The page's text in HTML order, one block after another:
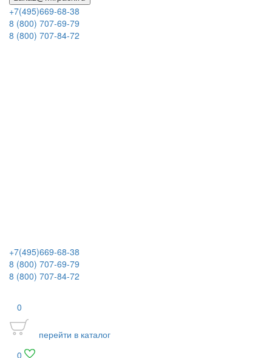
+7(495)669-68-38
8 (800) 707-69-79
8 (800) 707-84-72
+7(495)669-68-38
8 (800) 707-69-79
8 (800) 707-84-72
0
перейти в каталог
0